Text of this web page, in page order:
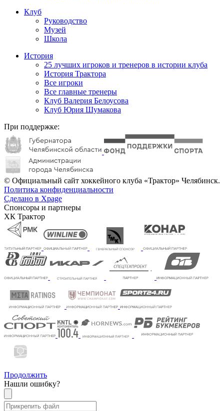
Клуб
Руководство
Музей
Школа
История
25 лучших игроков и тренеров в истории клуба
История Трактора
Все игроки
Все главные тренеры
Клуб Валерия Белоусова
Клуб Юрия Шумакова
При поддержке:
© Официальный сайт хоккейного клуба «Трактор» Челябинск.
Политика конфиденциальности
Сделано в Xpage
Спонсоры и партнеры
ХК Трактор
Продолжить
Нашли ошибку?